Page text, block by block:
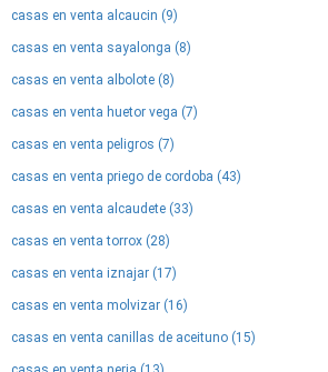
casas en venta alcaucin (9)
casas en venta sayalonga (8)
casas en venta albolote (8)
casas en venta huetor vega (7)
casas en venta peligros (7)
casas en venta priego de cordoba (43)
casas en venta alcaudete (33)
casas en venta torrox (28)
casas en venta iznajar (17)
casas en venta molvizar (16)
casas en venta canillas de aceituno (15)